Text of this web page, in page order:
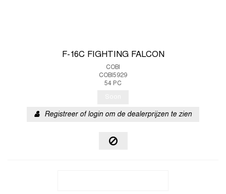
F-16C FIGHTING FALCON
COBI
COBI5929
54 PC
Registreer of login om de dealerprijzen te zien